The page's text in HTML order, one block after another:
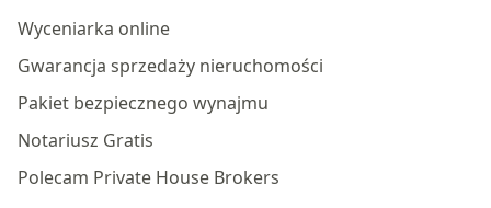
Wyceniarka online
Gwarancja sprzedaży nieruchomości
Pakiet bezpiecznego wynajmu
Notariusz Gratis
Polecam Private House Brokers